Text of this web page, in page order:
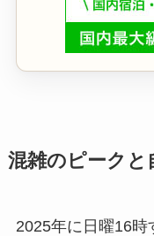
混雑のピークと
2025年に日曜16